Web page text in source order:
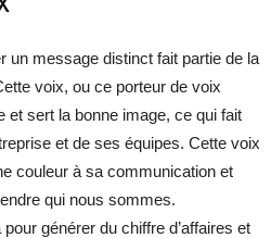
un message distinct fait partie de la
voix, ou ce porteur de voix
et sert la bonne image, ce qui fait
et de ses équipes. Cette voix
couleur à sa communication et
qui nous sommes.
générer du chiffre d’affaires et